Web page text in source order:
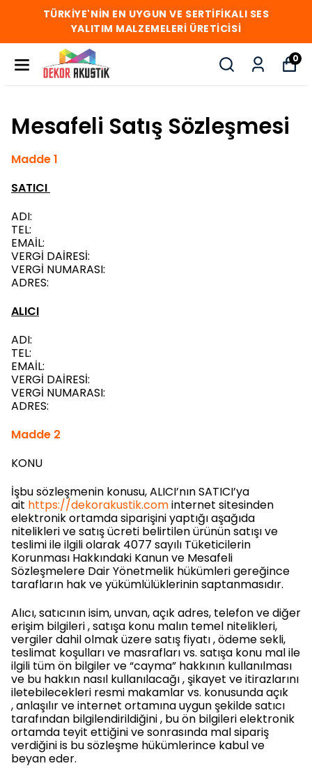
TÜRKİYE'NİN EN UYGUN VE SERTİFİKALI SES
YALITIM MALZEMELERİ ÜRETİCİSİ
0
Mesafeli Satış Sözleşmesi
Madde 1
SATICI
ADI:
TEL:
EMAİL:
VERGİ DAİRESİ:
VERGİ NUMARASI:
ADRES:
ALICI
ADI:
TEL:
EMAİL:
VERGİ DAİRESİ:
VERGİ NUMARASI:
ADRES:
Madde 2
KONU
İşbu sözleşmenin konusu, ALICI’nın SATICI’ya
ait https://dekorakustik.cominternet sitesinden
elektronik ortamda siparişini yaptığı aşağıda
nitelikleri ve satış ücreti belirtilen ürünün satışı ve
teslimi ile ilgili olarak 4077 sayılı Tüketicilerin
Korunması Hakkındaki Kanun ve Mesafeli
Sözleşmelere Dair Yönetmelik hükümleri gereğince
tarafların hak ve yükümlülüklerinin saptanmasıdır.
Alıcı, satıcının isim, unvan, açık adres, telefon ve diğer
erişim bilgileri , satışa konu malın temel nitelikleri,
vergiler dahil olmak üzere satış fiyatı , ödeme sekli,
teslimat koşulları ve masrafları vs. satışa konu mal ile
ilgili tüm ön bilgiler ve “cayma” hakkının kullanılması
ve bu hakkın nasıl kullanılacağı , şikayet ve itirazlarını
iletebilecekleri resmi makamlar vs. konusunda açık
, anlaşılır ve internet ortamına uygun şekilde satıcı
tarafından bilgilendirildiğini , bu ön bilgileri elektronik
ortamda teyit ettiğini ve sonrasında mal sipariş
verdiğini is bu sözleşme hükümlerince kabul ve
beyan eder.